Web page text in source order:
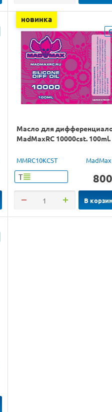
новинка
Масло для
MadMaxRC 10000cst. 100ml.
MMRC10KCST
Т 800
В